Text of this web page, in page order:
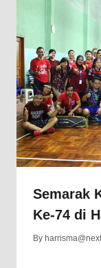
Semarak
Ke-74 di
By harrisma@next